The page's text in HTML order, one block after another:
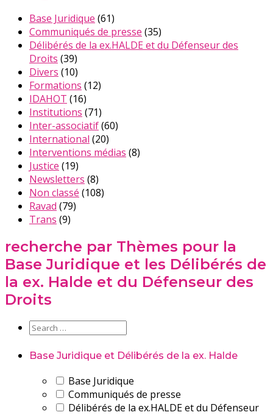
Base Juridique (61)
Communiqués de presse (35)
Délibérés de la ex.HALDE et du Défenseur des
Droits (39)
Divers (10)
Formations (12)
IDAHOT (16)
Institutions (71)
Inter-associatif(60)
International (20)
Interventions médias (8)
Justice (19)
Newsletters (8)
Non classé (108)
Ravad (79)
Trans (9)
recherche par Thèmes pour la
Base Juridique et les Délibérés de
la ex. Halde et du Défenseur des
Droits
Base Juridique et Délibérés de la ex. Halde
Base Juridique
Communiqués de presse
Délibérés de la ex.HALDE et du Défenseur